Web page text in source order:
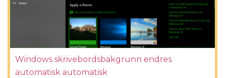
Windows skrivebordsbakgrunn endres
automatisk automatisk